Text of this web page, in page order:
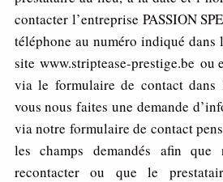
contacter l’entreprise PASSION
téléphone au numéro indiqué
site www.striptease-prestige.be ou
via le formulaire de contact dans
vous nous faites une demande
via notre formulaire de contact
les champs demandés afin que
recontacter ou que le